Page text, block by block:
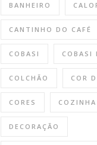
BANHEIRO
CANTINHO DO CAFÉ
COBASI COBASI
COLCHÃO COR
CORES COZINHA
DECORAÇÃO